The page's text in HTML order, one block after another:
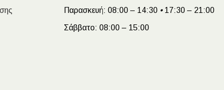
Παρασκευή: 08:00 – 14:30 •17:30 – 21:00
Σάββατο: 08:00 – 15:00